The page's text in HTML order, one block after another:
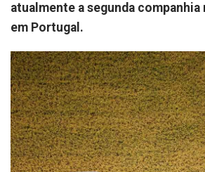
atualmente a segunda
em Portugal.